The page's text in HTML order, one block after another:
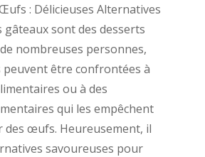
: Délicieuses Alternatives
gâteaux sont des desserts
nombreuses personnes,
peuvent être confrontées à
ou à des
qui les empêchent
des œufs. Heureusement, il
savoureuses pour